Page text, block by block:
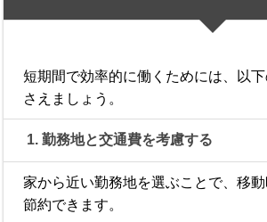
短期間で効率的に働くためには、以
さえましょう。
1. 勤務地と交通費を考慮する
家から近い勤務地を選ぶことで、移
節約できます。